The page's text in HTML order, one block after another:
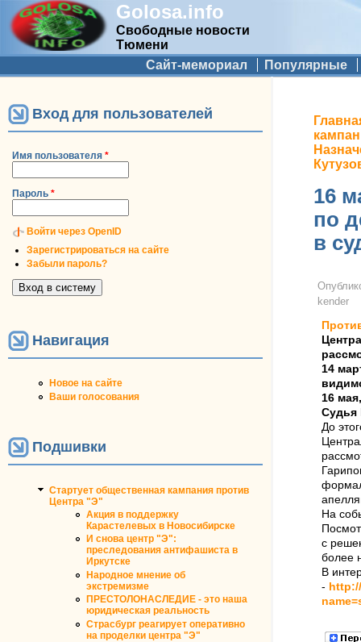
Golosa.info
Свободные новости
Тюмени
Дополнительное меню
Сайт-мемориал Популярные
Вход для пользователей
Имя пользователя *
Пароль *
Войти через OpenID
Зарегистрироваться на сайте
Забыли пароль?
Навигация
Новое на сайте
Ваши голосования
Подшивки
Стартует общественная кампания против
Центра "Э"
Акция в поддержку
Карастелевых в Новосибирске
И снова центр "Э":
преследования антифашиста в
Иркутске
Народное мнение об
экстремизме
ПРЕСТОЛОНАСЛЕДИЕ - это наша
юридическая реальность
Страсбург реагирует оперативно
на проделки центра "Э"
Вы
16
по
в
kender
14
16
Судья
До
На
с
более
В
-